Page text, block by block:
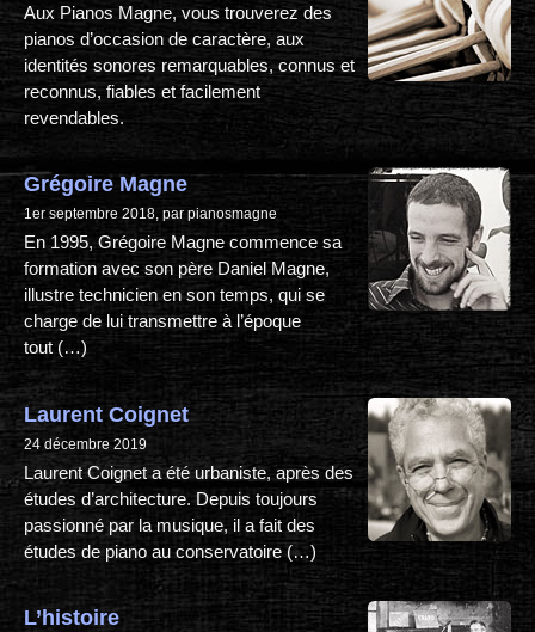
Aux Pianos Magne, vous trouverez des
pianos d’occasion de caractère, aux
identités sonores remarquables, connus et
reconnus, fiables et facilement
revendables.
Grégoire Magne
1er septembre 2018, par pianosmagne
En 1995, Grégoire Magne commence sa
formation avec son père Daniel Magne,
illustre technicien en son temps, qui se
charge de lui transmettre à l’époque
tout (…)
Laurent Coignet
24 décembre 2019
Laurent Coignet a été urbaniste, après des
études d’architecture. Depuis toujours
passionné par la musique, il a fait des
études de piano au conservatoire (…)
L’histoire